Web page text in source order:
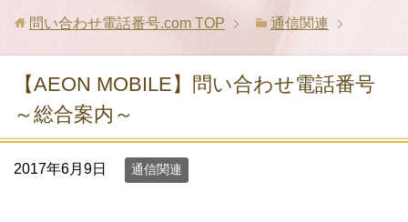
問い合わせ電話番号.com TOP 通信関連
【AEON MOBILE】問い合わせ電話番号
～総合案内～
2017年6月9日 通信関連